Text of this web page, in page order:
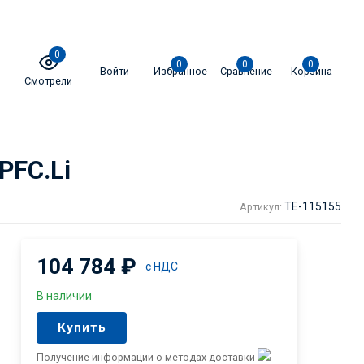
0
Смотрели
Войти
0
Избранное
0
Сравнение
0
Корзина
Артикул: TE-115155
104 784₽ с НДС
В наличии
Купить
Получение информации о методах доставки